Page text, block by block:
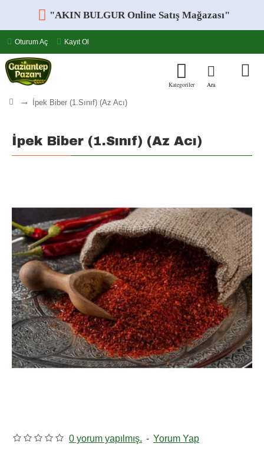
"AKIN BULGUR Online Satış Mağazası"
Oturum Aç Kayıt Ol
İpek Biber (1.Sınıf) (Az Acı)
İpek Biber (1.Sınıf) (Az Acı)
0 yorum yapılmış. - Yorum Yap